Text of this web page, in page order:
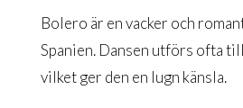
Bolero är en vacker och
Spanien. Dansen utförs ofta
vilket ger den en lugn känsla.